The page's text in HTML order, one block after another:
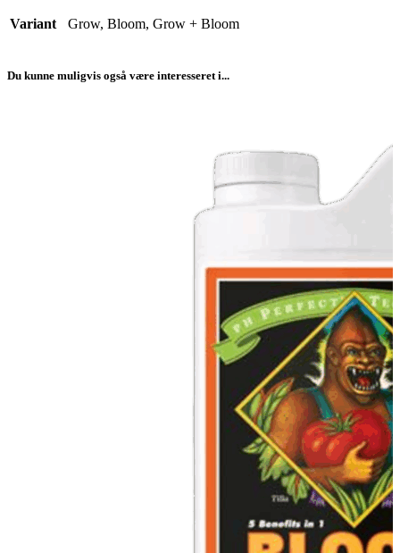
Variant Grow, Bloom, Grow + Bloom
Du kunne muligvis også være interesseret i...